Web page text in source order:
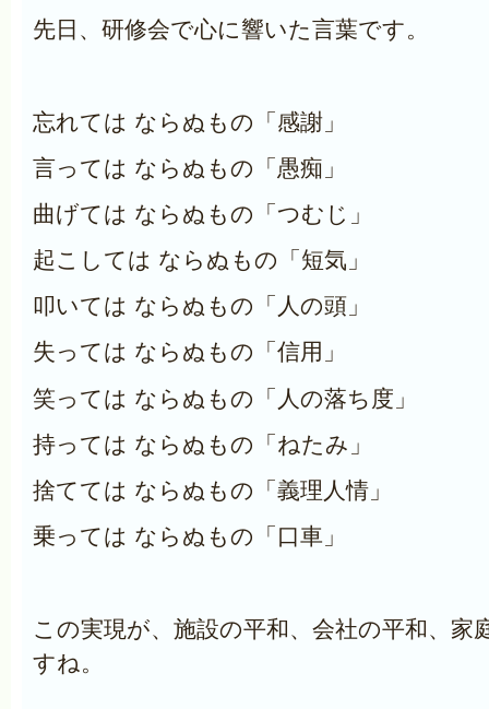
先日、研修会で心に響いた言葉です。
忘れては ならぬもの「感謝」
言っては ならぬもの「愚痴」
曲げては ならぬもの「つむじ」
起こしては ならぬもの「短気」
叩いては ならぬもの「人の頭」
失っては ならぬもの「信用」
笑っては ならぬもの「人の落ち度」
持っては ならぬもの「ねたみ」
捨てては ならぬもの「義理人情」
乗っては ならぬもの「口車」
この実現が、施設の平和、会社の平和、家
すね。